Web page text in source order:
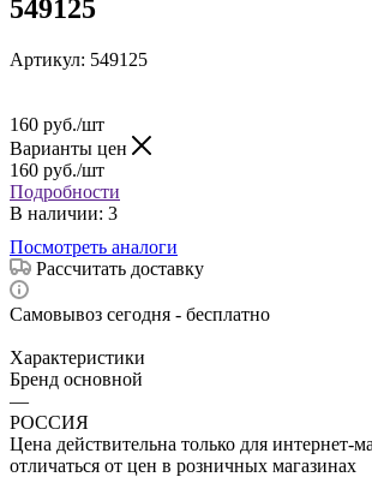
549125
Артикул: 549125
160 руб./шт
Варианты цен
160 руб./шт
Подробности
В наличии: 3
Посмотреть аналоги
Рассчитать доставку
Самовывоз сегодня - бесплатно
Характеристики
Бренд основной
—
РОССИЯ
Цена действительна только для интернет-
отличаться от цен в розничных магазинах